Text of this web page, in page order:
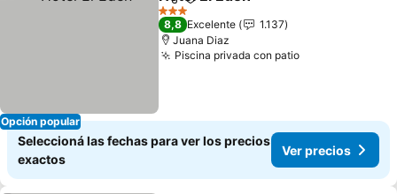
Opción popular
CompartirAñadir a favoritos
3 Estrellas
8,8 Excelente
1.137
Juana Diaz
Piscina privada con patio
Seleccioná las fechas para ver los precios
exactos
Ver precios